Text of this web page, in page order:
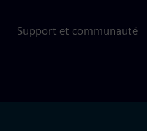
Support et communauté